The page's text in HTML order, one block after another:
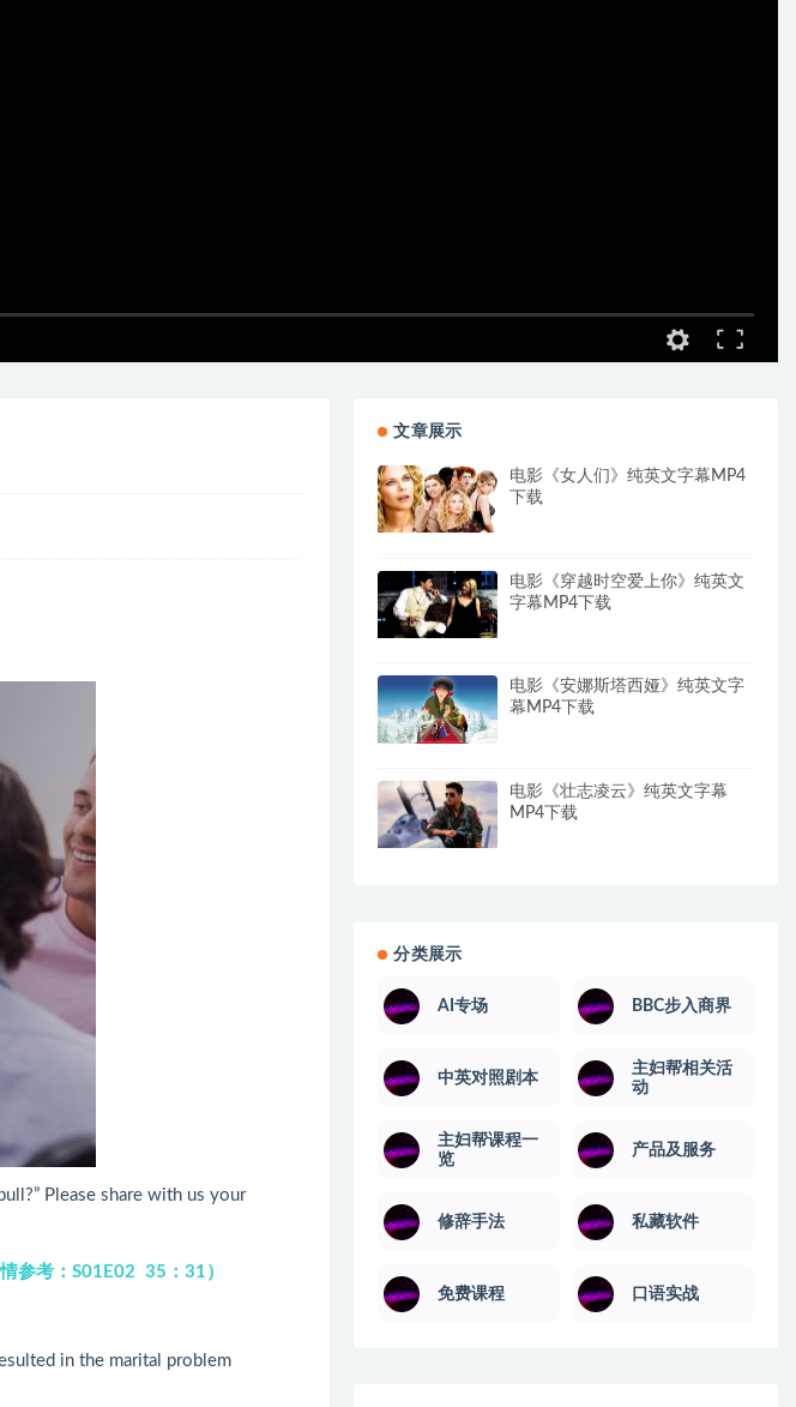
Please share with us your
情参考：S01E02 35：31）
in the marital problem
文章展示
电影《女人们》纯英文字幕MP4
下载
电影《穿越时空爱上你》纯英文
字幕MP4下载
电影《安娜斯塔西娅》纯英文字
幕MP4下载
电影《壮志凌云》纯英文字幕
MP4下载
分类展示
AI专场 BBC步入商界
中英对照剧本
主妇帮相关活
动
主妇帮课程一
览
产品及服务
修辞手法 私藏软件
免费课程 口语实战